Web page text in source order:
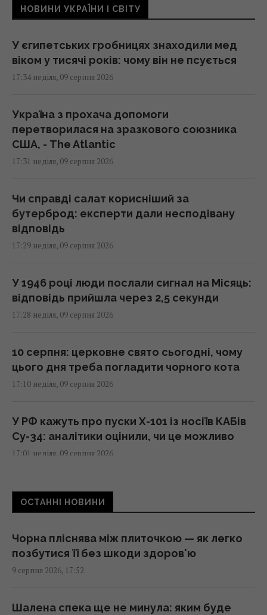
НОВИНИ УКРАЇНИ І СВІТУ
У єгипетських гробницях знаходили мед
віком у тисячі років: чому він не псується
17:34 неділя, 09 серпня 2026
Україна з прохача допомоги
перетворилася на зразкового союзника
США, - The Atlantic
17:31 неділя, 09 серпня 2026
Чи справді салат корисніший за
бутерброд: експерти дали несподівану
відповідь
17:29 неділя, 09 серпня 2026
У 1946 році люди послали сигнал на Місяць:
відповідь прийшла через 2,5 секунди
17:28 неділя, 09 серпня 2026
10 серпня: церковне свято сьогодні, чому
цього дня треба погладити чорного кота
17:10 неділя, 09 серпня 2026
У РФ кажуть про пуски Х-101 із носіїв КАБів
Су-34: аналітики оцінили, чи це можливо
17:01 неділя, 09 серпня 2026
Гороскоп на 10 серпня: Левам – діяти
сміливіше, Тельцям – вибачення
Ескалація повітряної війни призвела до
росту жертв серед мирного населення
16:56 неділя, 09 серпня 2026
ОСТАННІ НОВИНИ
Чорна пліснява між плиточкою — як легко
позбутися її без шкоди здоров'ю
9 серпня 2026, 17:52
Шалена спека ще не минула: яким буде